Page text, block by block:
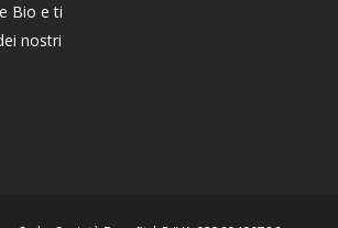
Bio e ti
nostri